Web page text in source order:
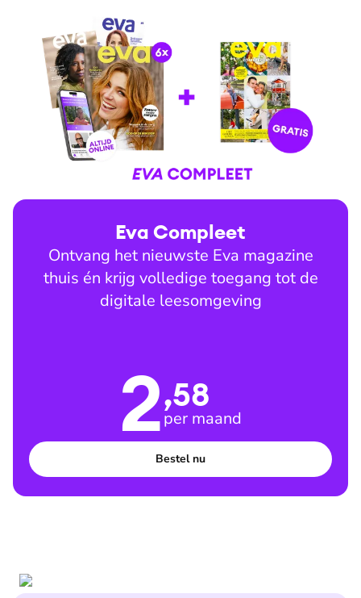
Eva Compleet
Ontvang het nieuwste Eva magazine
thuis én krijg volledige toegang tot de
digitale leesomgeving
2,58
per maand
Bestel nu